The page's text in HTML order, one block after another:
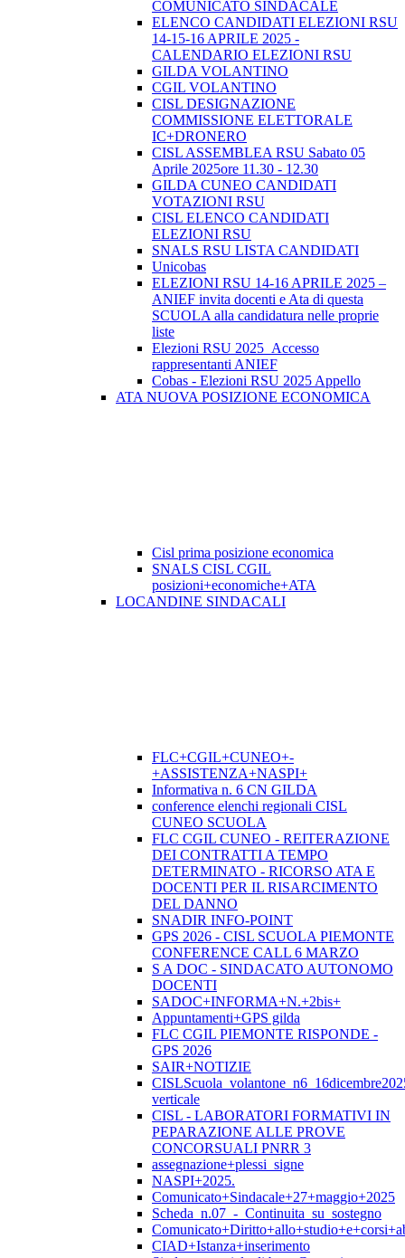
COMUNICATO SINDACALE
ELENCO CANDIDATI ELEZIONI RSU
14-15-16 APRILE 2025 -
CALENDARIO ELEZIONI RSU
GILDA VOLANTINO
CGIL VOLANTINO
CISL DESIGNAZIONE
COMMISSIONE ELETTORALE
IC+DRONERO
CISL ASSEMBLEA RSU Sabato 05
Aprile 2025ore 11.30 - 12.30
GILDA CUNEO CANDIDATI
VOTAZIONI RSU
CISL ELENCO CANDIDATI
ELEZIONI RSU
SNALS RSU LISTA CANDIDATI
Unicobas
ELEZIONI RSU 14-16 APRILE 2025 –
ANIEF invita docenti e Ata di questa
SCUOLA alla candidatura nelle proprie
liste
Elezioni RSU 2025_Accesso
rappresentanti ANIEF
Cobas - Elezioni RSU 2025 Appello
ATA NUOVA POSIZIONE ECONOMICA
Cisl prima posizione economica
SNALS CISL CGIL
posizioni+economiche+ATA
LOCANDINE SINDACALI
FLC+CGIL+CUNEO+-
+ASSISTENZA+NASPI+
Informativa n. 6 CN GILDA
conference elenchi regionali CISL
CUNEO SCUOLA
FLC CGIL CUNEO - REITERAZIONE
DEI CONTRATTI A TEMPO
DETERMINATO - RICORSO ATA E
DOCENTI PER IL RISARCIMENTO
DEL DANNO
SNADIR INFO-POINT
GPS 2026 - CISL SCUOLA PIEMONTE
CONFERENCE CALL 6 MARZO
S A DOC - SINDACATO AUTONOMO
DOCENTI
SADOC+INFORMA+N.+2bis+
Appuntamenti+GPS gilda
FLC CGIL PIEMONTE RISPONDE -
GPS 2026
SAIR+NOTIZIE
verticale
CISL - LABORATORI FORMATIVI IN
PEPARAZIONE ALLE PROVE
CONCORSUALI PNRR 3
assegnazione+plessi_signe
NASPI+2025.
Comunicato+Sindacale+27+maggio+2025
Scheda_n.07_-_Continuita_su_sostegno
CIAD+Istanza+inserimento